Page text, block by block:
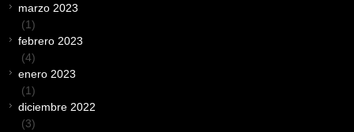
marzo 2023
(1)
febrero 2023
(4)
enero 2023
(1)
diciembre 2022
(3)